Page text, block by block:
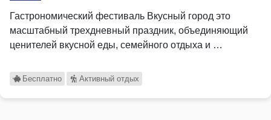
Гастрономический фестиваль Вкусный город это
масштабный трехдневный праздник, объединяющий
ценителей вкусной еды, семейного отдыха и …
Бесплатно Активный отдых